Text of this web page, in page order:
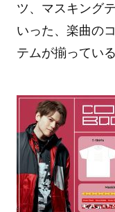
ツ、マスキング
いった、楽曲の
テムが揃っている